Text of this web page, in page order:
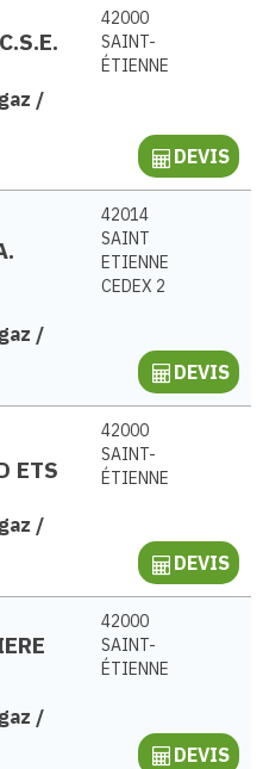
42000
SAINT-
ÉTIENNE
/
DEVIS
42014
SAINT
ETIENNE
CEDEX 2
/
DEVIS
ETS
42000
SAINT-
ÉTIENNE
/
DEVIS
42000
SAINT-
ÉTIENNE
/
DEVIS